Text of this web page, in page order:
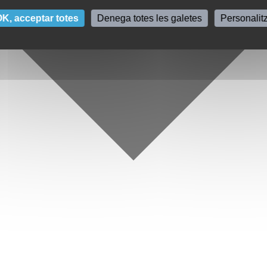
acceptar totes Denega totes les galetes